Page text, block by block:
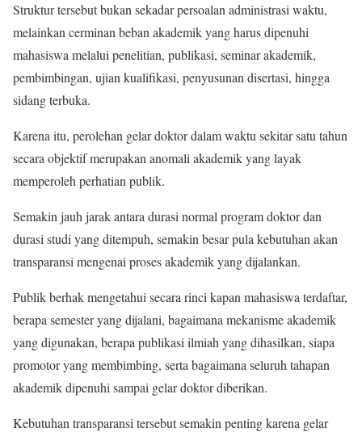
Struktur tersebut bukan sekadar persoalan administrasi waktu,
melainkan cerminan beban akademik yang harus dipenuhi
mahasiswa melalui penelitian, publikasi, seminar akademik,
pembimbingan, ujian kualifikasi, penyusunan disertasi, hingga
sidang terbuka.
Karena itu, perolehan gelar doktor dalam waktu sekitar satu tahun
secara objektif merupakan anomali akademik yang layak
memperoleh perhatian publik.
Semakin jauh jarak antara durasi normal program doktor dan
durasi studi yang ditempuh, semakin besar pula kebutuhan akan
transparansi mengenai proses akademik yang dijalankan.
Publik berhak mengetahui secara rinci kapan mahasiswa terdaftar,
berapa semester yang dijalani, bagaimana mekanisme akademik
yang digunakan, berapa publikasi ilmiah yang dihasilkan, siapa
promotor yang membimbing, serta bagaimana seluruh tahapan
akademik dipenuhi sampai gelar doktor diberikan.
Kebutuhan transparansi tersebut semakin penting karena gelar